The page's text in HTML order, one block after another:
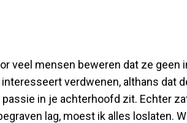
veel mensen beweren dat ze geen
verdwenen, althans dat
in je achterhoofd zit. Echter
lag, moest ik alles loslaten.